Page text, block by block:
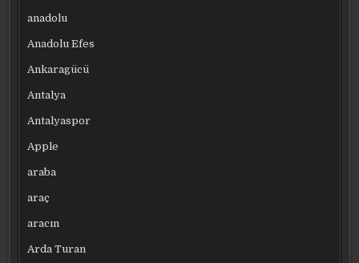
anadolu
Anadolu Efes
Ankaragücü
Antalya
Antalyaspor
Apple
araba
araç
aracın
Arda Turan